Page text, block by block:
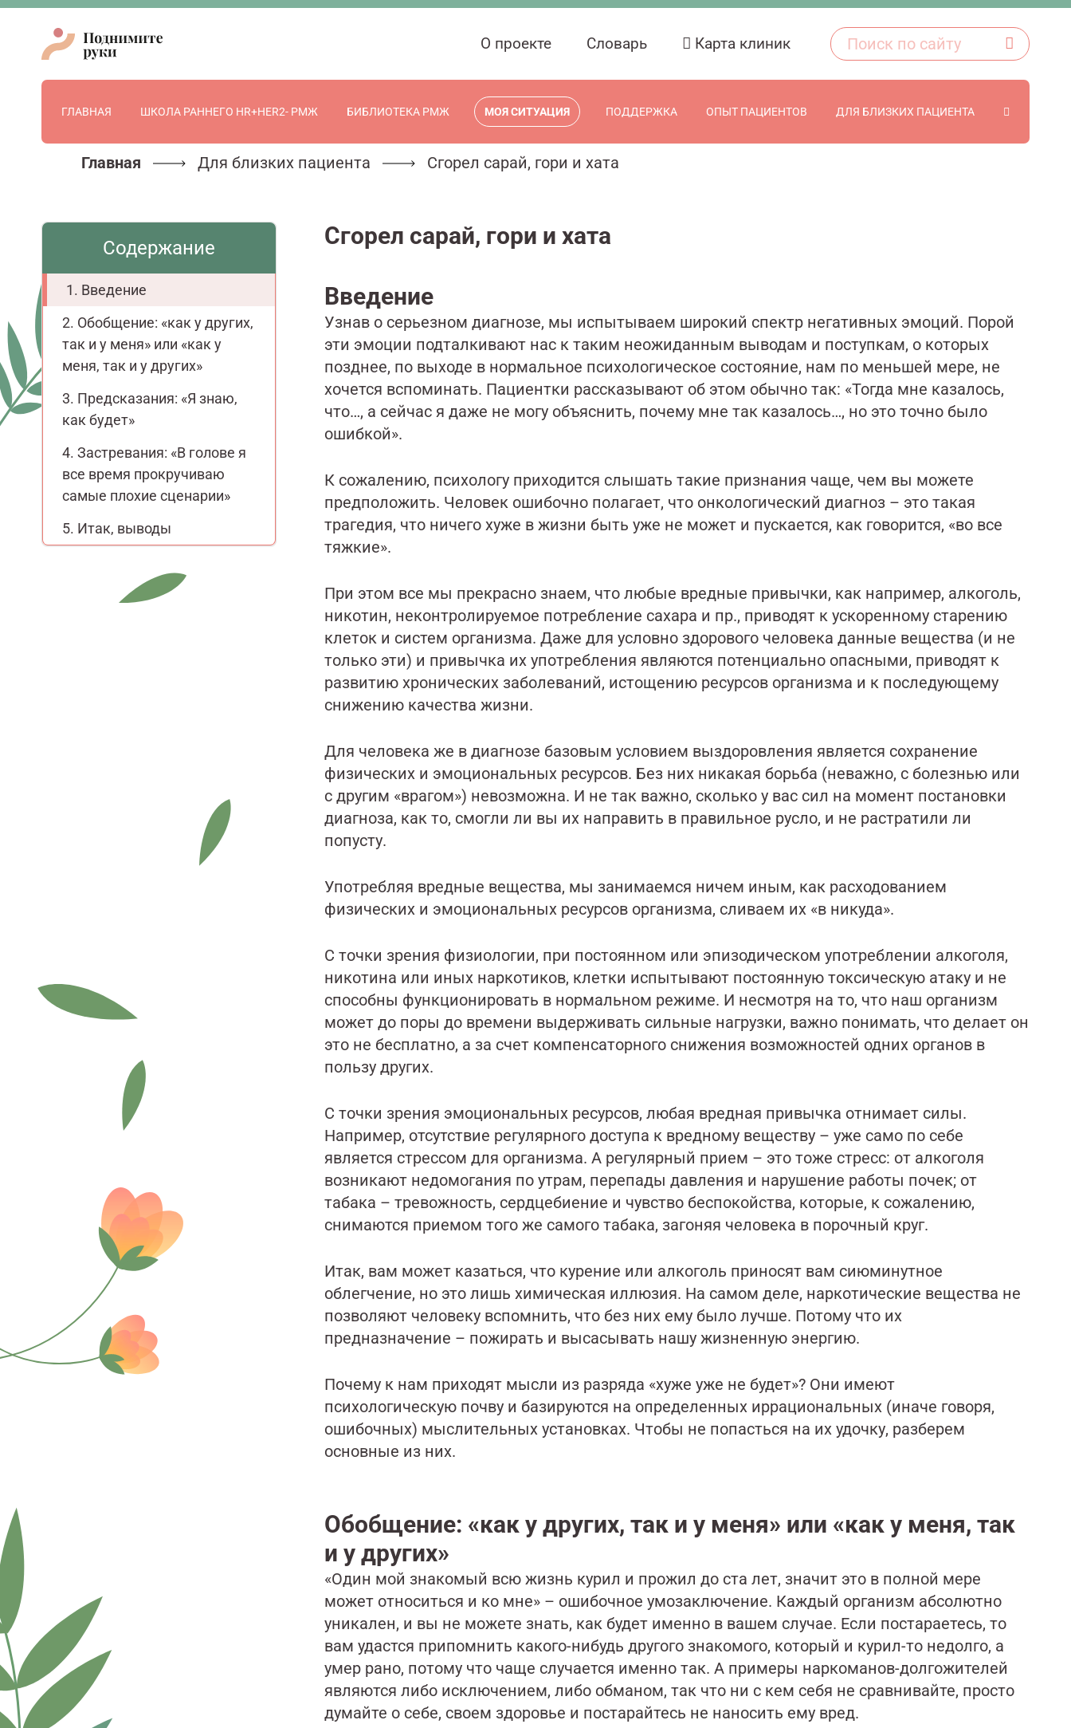
О проекте Словарь Карта клиник
ГЛАВНАЯ ШКОЛА РАННЕГО HR+HER2- РМЖ БИБЛИОТЕКА РМЖ МОЯ СИТУАЦИЯ ПОДДЕРЖКА ОПЫТ ПАЦИЕНТОВ ДЛЯ БЛИЗКИХ ПАЦИЕНТА
Главная Для близких пациента Сгорел сарай, гори и хата
Содержание
Введение
Обобщение: «как у других,
так и у меня» или «как у
меня, так и у других»
Предсказания: «Я знаю,
как будет»
Застревания: «В голове я
все время прокручиваю
самые плохие сценарии»
Итак, выводы
Сгорел сарай, гори и хата
Введение
Узнав о серьезном диагнозе, мы испытываем широкий спектр негативных эмоций. Порой
эти эмоции подталкивают нас к таким неожиданным выводам и поступкам, о которых
позднее, по выходе в нормальное психологическое состояние, нам по меньшей мере, не
хочется вспоминать. Пациентки рассказывают об этом обычно так: «Тогда мне казалось,
что…, а сейчас я даже не могу объяснить, почему мне так казалось…, но это точно было
ошибкой».
К сожалению, психологу приходится слышать такие признания чаще, чем вы можете
предположить. Человек ошибочно полагает, что онкологический диагноз – это такая
трагедия, что ничего хуже в жизни быть уже не может и пускается, как говорится, «во все
тяжкие».
При этом все мы прекрасно знаем, что любые вредные привычки, как например, алкоголь,
никотин, неконтролируемое потребление сахара и пр., приводят к ускоренному старению
клеток и систем организма. Даже для условно здорового человека данные вещества (и не
только эти) и привычка их употребления являются потенциально опасными, приводят к
развитию хронических заболеваний, истощению ресурсов организма и к последующему
снижению качества жизни.
Для человека же в диагнозе базовым условием выздоровления является сохранение
физических и эмоциональных ресурсов. Без них никакая борьба (неважно, с болезнью или
с другим «врагом») невозможна. И не так важно, сколько у вас сил на момент постановки
диагноза, как то, смогли ли вы их направить в правильное русло, и не растратили ли
попусту.
Употребляя вредные вещества, мы занимаемся ничем иным, как расходованием
физических и эмоциональных ресурсов организма, сливаем их «в никуда».
С точки зрения физиологии, при постоянном или эпизодическом употреблении алкоголя,
никотина или иных наркотиков, клетки испытывают постоянную токсическую атаку и не
способны функционировать в нормальном режиме. И несмотря на то, что наш организм
может до поры до времени выдерживать сильные нагрузки, важно понимать, что делает он
это не бесплатно, а за счет компенсаторного снижения возможностей одних органов в
пользу других.
С точки зрения эмоциональных ресурсов, любая вредная привычка отнимает силы.
Например, отсутствие регулярного доступа к вредному веществу – уже само по себе
является стрессом для организма. А регулярный прием – это тоже стресс: от алкоголя
возникают недомогания по утрам, перепады давления и нарушение работы почек; от
табака – тревожность, сердцебиение и чувство беспокойства, которые, к сожалению,
снимаются приемом того же самого табака, загоняя человека в порочный круг.
Итак, вам может казаться, что курение или алкоголь приносят вам сиюминутное
облегчение, но это лишь химическая иллюзия. На самом деле, наркотические вещества не
позволяют человеку вспомнить, что без них ему было лучше. Потому что их
предназначение – пожирать и высасывать нашу жизненную энергию.
Почему к нам приходят мысли из разряда «хуже уже не будет»? Они имеют
психологическую почву и базируются на определенных иррациональных (иначе говоря,
ошибочных) мыслительных установках. Чтобы не попасться на их удочку, разберем
основные из них.
Обобщение: «как у других, так и у меня» или «как у меня, так
и у других»
«Один мой знакомый всю жизнь курил и прожил до ста лет, значит это в полной мере
может относиться и ко мне» – ошибочное умозаключение. Каждый организм абсолютно
уникален, и вы не можете знать, как будет именно в вашем случае. Если постараетесь, то
вам удастся припомнить какого-нибудь другого знакомого, который и курил-то недолго, а
умер рано, потому что чаще случается именно так. А примеры наркоманов-долгожителей
являются либо исключением, либо обманом, так что ни с кем себя не сравнивайте, просто
думайте о себе, своем здоровье и постарайтесь не наносить ему вред.